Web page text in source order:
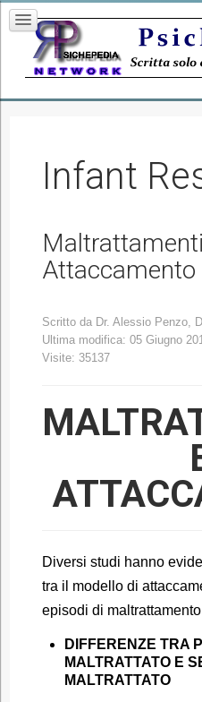
Infant
Attaccamento
Scritto da Dr. Alessio Penzo,
Ultima modifica: 05 Giugno
Visite: 35137
Diversi studi hanno
tra il modello di
episodi di
DIFFERENZE TRA
MALTRATTATO E
MALTRATTATO